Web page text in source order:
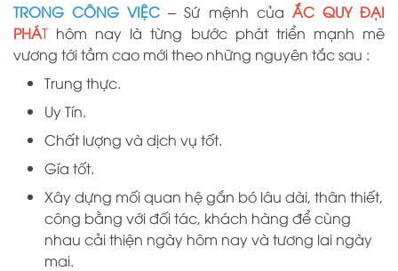
TRONG CÔNG VIỆC – Sứ mệnh của ẮC QUY ĐẠI
PHÁT hôm nay là từng bước phát triển mạnh mẽ
vương tới tầm cao mới theo những nguyên tắc sau :
Trung thực.
Uy Tín.
Chất lượng và dịch vụ tốt.
Gía tốt.
Xây dựng mối quan hệ gắn bó lâu dài, thân thiết,
công bằng với đối tác, khách hàng để cùng
nhau cải thiện ngày hôm nay và tương lai ngày
mai.